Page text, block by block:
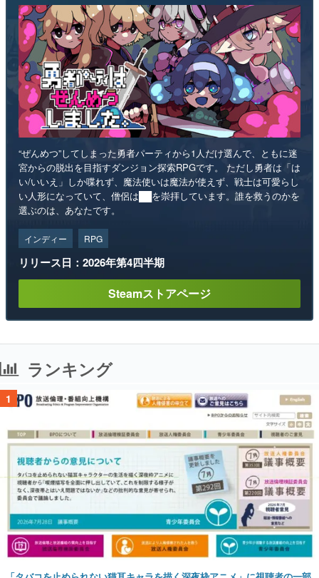
“ぜんめつ”してしまった勇者パーティから1人だけ選んで、ともに迷
宮からの脱出を目指すダンジョン探索RPGです。 ただし勇者は「は
い/いいえ」しか喋れず、魔法使いは魔法が使えず、戦士は可愛らし
い人形になっていて、僧侶は██を崇拝しています。誰を救うのかを
選ぶのは、あなたです。
インディー RPG
リリース日：2026年第4四半期
Steamストアページ
ランキング
1